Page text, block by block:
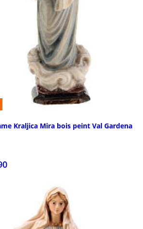
Kraljica Mira bois peint Val Gardena